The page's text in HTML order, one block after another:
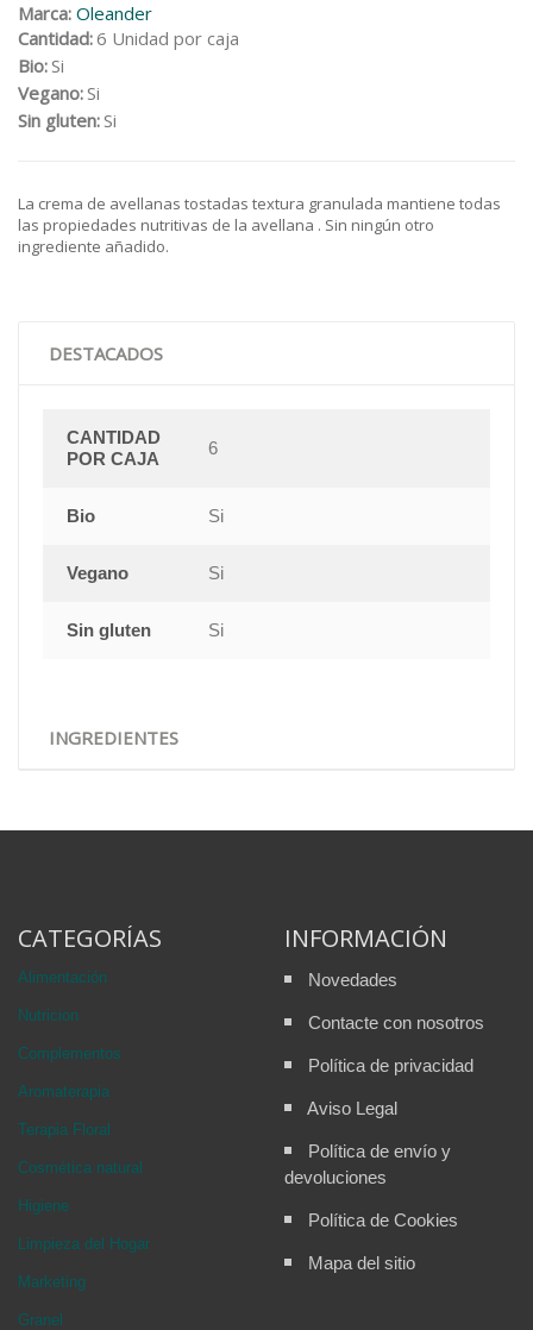
Marca: Oleander
Cantidad:6 Unidad por caja
Bio:Si
Vegano:Si
Sin gluten:Si
La crema de avellanas tostadas textura granulada mantiene todas
las propiedades nutritivas de la avellana . Sin ningún otro
ingrediente añadido.
DESTACADOS
CANTIDAD
POR CAJA
6
Bio Si
Vegano Si
Sin gluten Si
INGREDIENTES
CATEGORÍAS
Alimentación
Nutricion
Complementos
Aromaterapia
Terapia Floral
Cosmética natural
Higiene
Limpieza del Hogar
Marketing
Granel
INFORMACIÓN
Novedades
Contacte con nosotros
Política de privacidad
Aviso Legal
Política de envío y
devoluciones
Política de Cookies
Mapa del sitio